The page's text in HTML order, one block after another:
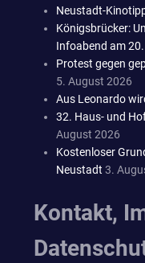
Neustadt-
Königsbrücker:
Infoabend am
Protest gegen
5. August 2026
Aus Leonardo
32. Haus- und
August 2026
Kostenloser
Neustadt 3.
Kontakt,